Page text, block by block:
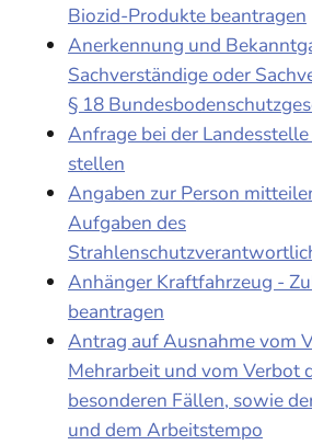
Biozid-Produkte beantragen
Anerkennung und
Sachverständige oder
§ 18
Anfrage bei der
stellen
Angaben zur Person
Aufgaben des
Anhänger Kraftfahrzeug -
beantragen
Antrag auf Ausnahme vom
Mehrarbeit und vom Verbot
besonderen Fällen, sowie
und dem Arbeitstempo